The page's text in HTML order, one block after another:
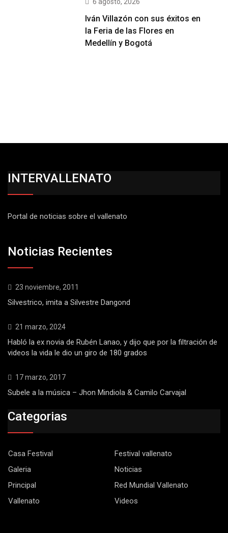
Iván Villazón con sus éxitos en
la Feria de las Flores en
Medellín y Bogotá
INTERVALLENATO
Portal de noticias sobre el vallenato
Noticias Recientes
23 noviembre, 2011
Silvestrico, imita a Silvestre Dangond
21 marzo, 2024
Habló la ex novia de Rubén Lanao, y dijo que por la filtración de
videos la vida le dio un giro de 180 grados
17 marzo, 2017
Subele a la música – Jhon Mindiola & Camilo Carvajal
Categorias
Casa Festival
Festival vallenato
Galeria
Noticias
Principal
Red Mundial Vallenato
Vallenato
Videos